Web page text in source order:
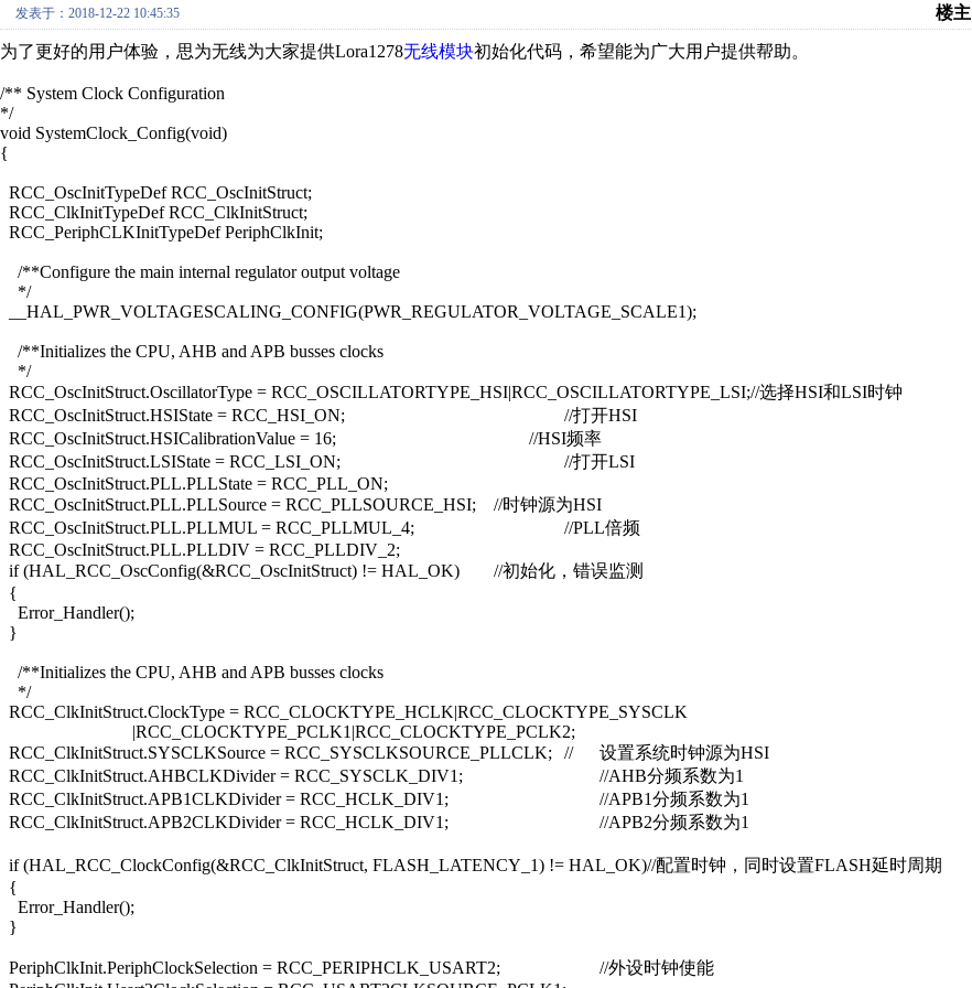
发表于：2018-12-22 10:45:35 楼主
为了更好的用户体验，思为无线为大家提供Lora1278无线模块初始化代码，希望能为广大用户提供帮助。
/** System Clock Configuration
*/
void SystemClock_Config(void)
{
RCC_OscInitTypeDef RCC_OscInitStruct;
RCC_ClkInitTypeDef RCC_ClkInitStruct;
RCC_PeriphCLKInitTypeDef PeriphClkInit;
/**Configure the main internal regulator output voltage
*/
__HAL_PWR_VOLTAGESCALING_CONFIG(PWR_REGULATOR_VOLTAGE_SCALE1);
/**Initializes the CPU, AHB and APB busses clocks
*/
RCC_OscInitStruct.OscillatorType = RCC_OSCILLATORTYPE_HSI|RCC_OSCILLATORTYPE_LSI;//选择HSI和LSI时钟
RCC_OscInitStruct.HSIState = RCC_HSI_ON;
//打开HSI
RCC_OscInitStruct.HSICalibrationValue = 16;
//HSI频率
RCC_OscInitStruct.LSIState = RCC_LSI_ON;
//打开LSI
RCC_OscInitStruct.PLL.PLLState = RCC_PLL_ON;
RCC_OscInitStruct.PLL.PLLSource = RCC_PLLSOURCE_HSI;
//时钟源为HSI
RCC_OscInitStruct.PLL.PLLMUL = RCC_PLLMUL_4;
//PLL倍频
RCC_OscInitStruct.PLL.PLLDIV = RCC_PLLDIV_2;
if (HAL_RCC_OscConfig(&RCC_OscInitStruct) != HAL_OK)
//初始化，错误监测
{
Error_Handler();
}
/**Initializes the CPU, AHB and APB busses clocks
*/
RCC_ClkInitStruct.ClockType = RCC_CLOCKTYPE_HCLK|RCC_CLOCKTYPE_SYSCLK
|RCC_CLOCKTYPE_PCLK1|RCC_CLOCKTYPE_PCLK2;
RCC_ClkInitStruct.SYSCLKSource = RCC_SYSCLKSOURCE_PLLCLK;
//
设置系统时钟源为HSI
RCC_ClkInitStruct.AHBCLKDivider = RCC_SYSCLK_DIV1;
//AHB分频系数为1
RCC_ClkInitStruct.APB1CLKDivider = RCC_HCLK_DIV1;
//APB1分频系数为1
RCC_ClkInitStruct.APB2CLKDivider = RCC_HCLK_DIV1;
//APB2分频系数为1
if (HAL_RCC_ClockConfig(&RCC_ClkInitStruct, FLASH_LATENCY_1) != HAL_OK)//配置时钟，同时设置FLASH延时周期
{
Error_Handler();
}
PeriphClkInit.PeriphClockSelection = RCC_PERIPHCLK_USART2;
//外设时钟使能